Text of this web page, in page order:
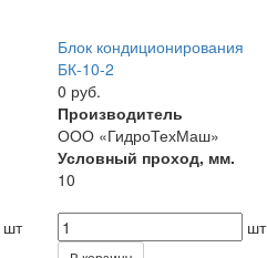
шт
Блок кондиционирования
БК-10-2
0 руб.
Производитель
ООО «ГидроТехМаш»
Условный проход, мм.
10
шт